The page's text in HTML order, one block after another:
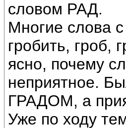
словом РАД.
Многие слова
гробить, гроб,
ясно, почему
неприятное.
ГРАДОМ, а
Уже по ходу